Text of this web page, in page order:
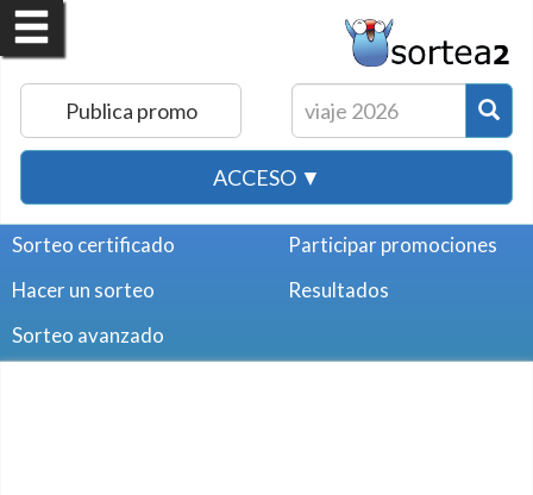
Publica promo
ACCESO ▼
Sorteo certificado
Hacer un sorteo
Sorteo avanzado
Participar promociones
Resultados